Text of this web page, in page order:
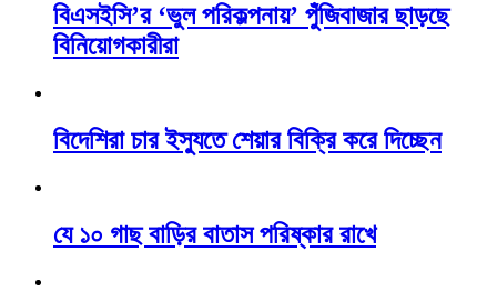
বিএসইসি’র ‘ভুল পরিকল্পনায়’ পুঁজিবাজার ছাড়ছে
বিনিয়োগকারীরা
বিদেশিরা চার ইস্যুতে শেয়ার বিক্রি করে দিচ্ছেন
যে ১০ গাছ বাড়ির বাতাস পরিষ্কার রাখে